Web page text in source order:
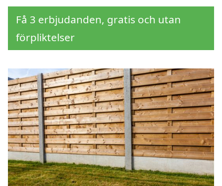
Få 3 erbjudanden, gratis och utan
förpliktelser